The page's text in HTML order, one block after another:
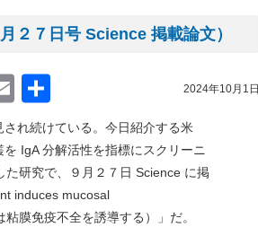
２７日号 Science 掲載論文）
2024年10月1日
Email
有
れ続けている。今日紹介する米
IgA 分解活性を指標にスクリーニ
研究で、９月２７日 Science に掲
induces mucosal
膜免疫不全を誘導する）」だ。